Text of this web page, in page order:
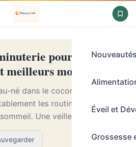
Éveil et
Grossesse
pour bébé :
modèles
né dans le cocon familial
les routines, et
Une veilleuse bébé
se révèle ainsi comme un